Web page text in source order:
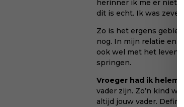
herinner ik me er niet
dit is echt. Ik was
Zo is het ergens
nog. In mijn relatie en
ook wel met het leven
springen.
Vroeger had ik
vader zijn. Zo’n kind
altijd jouw vader.